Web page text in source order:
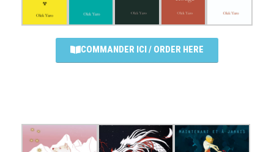
COMMANDER ICI / ORDER HERE